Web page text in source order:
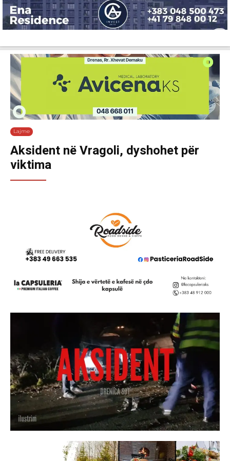
Lajme
Aksident në Vragoli, dyshohet për
viktima